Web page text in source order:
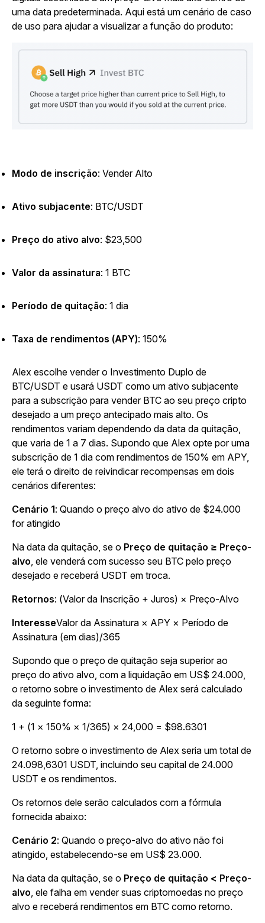
uma data predeterminada. Aqui está um cenário de caso
de uso para ajudar a visualizar a função do produto:
Modo de inscrição: Vender Alto
Ativo subjacente: BTC/USDT
Preço do ativo alvo: $23,500
Valor da assinatura: 1 BTC
Período de quitação: 1 dia
Taxa de rendimentos (APY): 150%
Alex escolhe vender o Investimento Duplo de
BTC/USDT e usará USDT como um ativo subjacente
para a subscrição para vender BTC ao seu preço cripto
desejado a um preço antecipado mais alto. Os
rendimentos variam dependendo da data da quitação,
que varia de 1 a 7 dias. Supondo que Alex opte por uma
subscrição de 1 dia com rendimentos de 150% em APY,
ele terá o direito de reivindicar recompensas em dois
cenários diferentes:
Cenário 1: Quando o preço alvo do ativo de $24.000
for atingido
Na data da quitação, se o Preço de quitação ≥ Preço-
alvo , ele venderá com sucesso seu BTC pelo preço
desejado e receberá USDT em troca.
Retornos: (Valor da Inscrição + Juros) × Preço-Alvo
InteresseValor da Assinatura × APY × Período de
Assinatura (em dias)/365
Supondo que o preço de quitação seja superior ao
preço do ativo alvo, com a liquidação em US$ 24.000,
o retorno sobre o investimento de Alex será calculado
da seguinte forma:
1 + (1 × 150% × 1/365) × 24,000 = $98.6301
O retorno sobre o investimento de Alex seria um total de
24.098,6301 USDT, incluindo seu capital de 24.000
USDT e os rendimentos.
Os retornos dele serão calculados com a fórmula
fornecida abaixo:
Cenário 2: Quando o preço-alvo do ativo não foi
atingido, estabelecendo-se em US$ 23.000.
Na data da quitação, se o Preço de quitação < Preço-
alvo , ele falha em vender suas criptomoedas no preço
alvo e receberá rendimentos em BTC como retorno.